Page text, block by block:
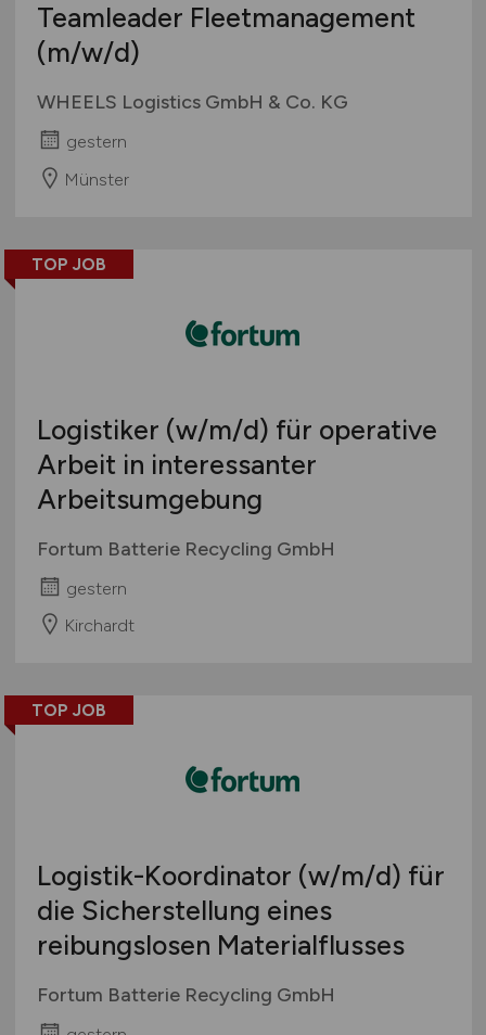
Teamleader Fleetmanagement
(m/w/d)
WHEELS Logistics GmbH & Co. KG
gestern
Münster
TOP JOB
Logistiker (w/m/d) für operative
Arbeit in interessanter
Arbeitsumgebung
Fortum Batterie Recycling GmbH
gestern
Kirchardt
TOP JOB
Logistik-Koordinator (w/m/d) für
die Sicherstellung eines
reibungslosen Materialflusses
Fortum Batterie Recycling GmbH